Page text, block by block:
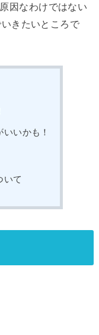
因なわけではない
きたいところで
いかも！
いて